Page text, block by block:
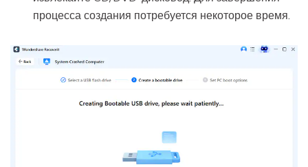
процесса создания потребуется некоторое время.